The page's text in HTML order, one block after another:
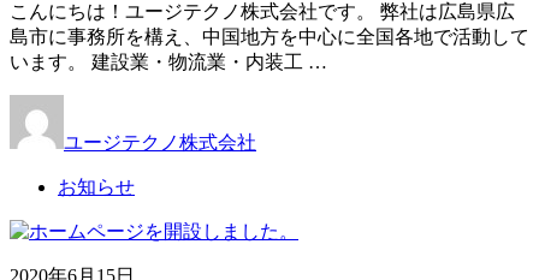
こんにちは！ユージテクノ株式会社です。 弊社は広島県広
島市に事務所を構え、中国地方を中心に全国各地で活動して
います。 建設業・物流業・内装工 …
ユージテクノ株式会社
お知らせ